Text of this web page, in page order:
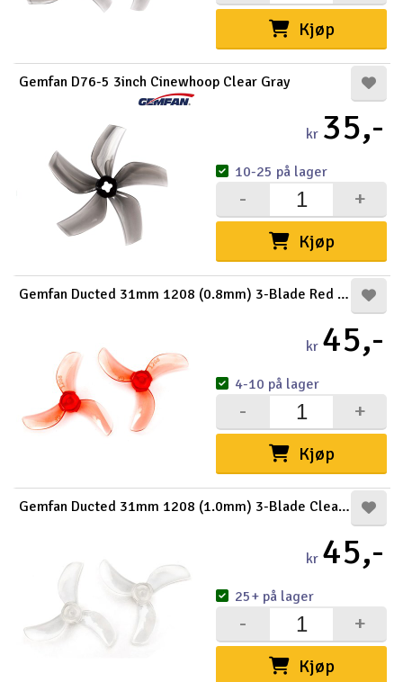
Kjøp
Gemfan D76-5 3inch Cinewhoop Clear Gray
kr 35,-
Kjøp
+
-
10-25 på lager
Gemfan Ducted 31mm 1208 (0.8mm) 3-Blade Red (8)
kr 45,-
Kjøp
+
-
4-10 på lager
Gemfan Ducted 31mm 1208 (1.0mm) 3-Blade Clear (8)
kr 45,-
Kjøp
+
-
25+ på lager